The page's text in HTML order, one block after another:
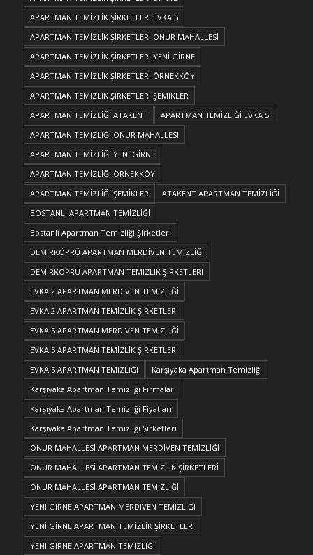
APARTMAN TEMİZLİK ŞİRKETLERİ EVKA 5
APARTMAN TEMİZLİK ŞİRKETLERİ ONUR MAHALLESİ
APARTMAN TEMİZLİK ŞİRKETLERİ YENİ GİRNE
APARTMAN TEMİZLİK ŞİRKETLERİ ÖRNEKKÖY
APARTMAN TEMİZLİK ŞİRKETLERİ ŞEMİKLER
APARTMAN TEMİZLİĞİ ATAKENT
APARTMAN TEMİZLİĞİ EVKA 5
APARTMAN TEMİZLİĞİ ONUR MAHALLESİ
APARTMAN TEMİZLİĞİ YENİ GİRNE
APARTMAN TEMİZLİĞİ ÖRNEKKÖY
APARTMAN TEMİZLİĞİ ŞEMİKLER
ATAKENT APARTMAN TEMİZLİĞİ
BOSTANLI APARTMAN TEMİZLİĞİ
Bostanlı Apartman Temizliği Şirketleri
DEMİRKÖPRÜ APARTMAN MERDİVEN TEMİZLİĞİ
DEMİRKÖPRÜ APARTMAN TEMİZLİK ŞİRKETLERİ
EVKA 2 APARTMAN MERDİVEN TEMİZLİĞİ
EVKA 2 APARTMAN TEMİZLİK ŞİRKETLERİ
EVKA 5 APARTMAN MERDİVEN TEMİZLİĞİ
EVKA 5 APARTMAN TEMİZLİK ŞİRKETLERİ
EVKA 5 APARTMAN TEMİZLİĞİ
Karşıyaka Apartman Temizliği
Karşıyaka Apartman Temizliği Firmaları
Karşıyaka Apartman Temizliği Fiyatları
Karşıyaka Apartman Temizliği Şirketleri
ONUR MAHALLESİ APARTMAN MERDİVEN TEMİZLİĞİ
ONUR MAHALLESİ APARTMAN TEMİZLİK ŞİRKETLERİ
ONUR MAHALLESİ APARTMAN TEMİZLİĞİ
YENİ GİRNE APARTMAN MERDİVEN TEMİZLİĞİ
YENİ GİRNE APARTMAN TEMİZLİK ŞİRKETLERİ
YENİ GİRNE APARTMAN TEMİZLİĞİ